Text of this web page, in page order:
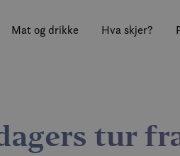
Mat og drikke Hva skjer?
tur